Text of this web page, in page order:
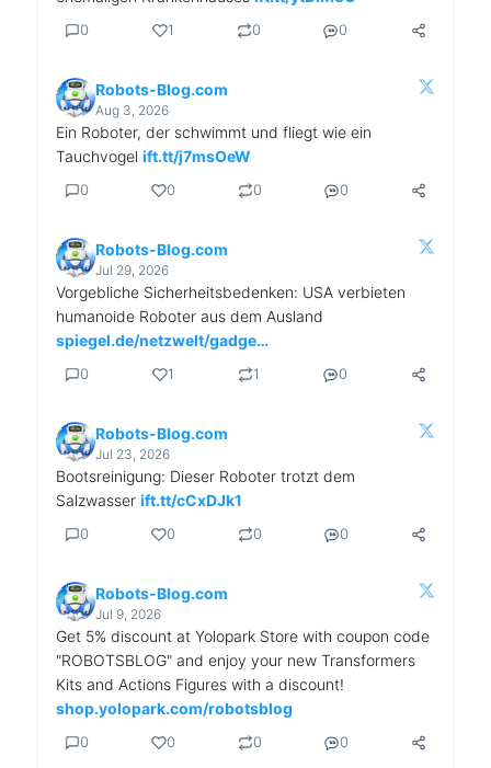
0 1 0 0
Robots-Blog.com
Aug 3, 2026
Ein Roboter, der schwimmt und fliegt wie ein
Tauchvogelift.tt/j7msOeW
0 0 0 0
Robots-Blog.com
Jul 29, 2026
Vorgebliche Sicherheitsbedenken: USA verbieten
humanoide Roboter aus dem Ausland
spiegel.de/netzwelt/gadge…
0 1 1 0
Robots-Blog.com
Jul 23, 2026
Bootsreinigung: Dieser Roboter trotzt dem
Salzwasserift.tt/cCxDJk1
0 0 0 0
Robots-Blog.com
Jul 9, 2026
Get 5% discount at Yolopark Store with coupon code
"ROBOTSBLOG" and enjoy your new Transformers
Kits and Actions Figures with a discount!
shop.yolopark.com/robotsblog
0 0 0 0